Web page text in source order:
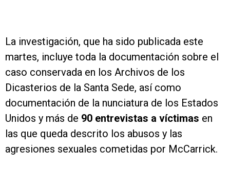
La investigación, que ha sido publicada este
martes, incluye toda la documentación sobre el
caso conservada en los Archivos de los
Dicasterios de la Santa Sede, así como
documentación de la nunciatura de los Estados
Unidos y más de 90 entrevistas a víctimas en
las que queda descrito los abusos y las
agresiones sexuales cometidas por McCarrick.